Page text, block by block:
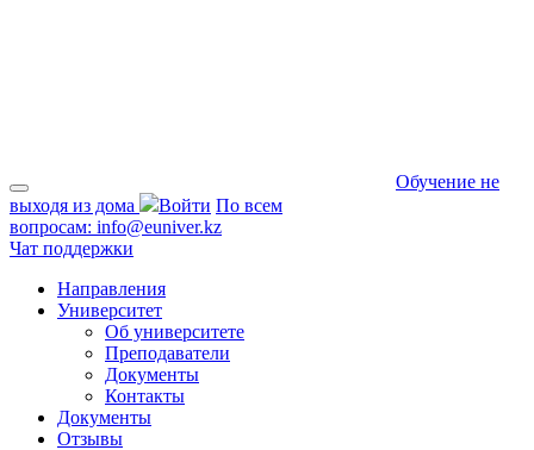
Обучение не
выходя из дома
Войти По всем
вопросам: info@euniver.kz
Чат поддержки
Направления
Университет
Об университете
Преподаватели
Документы
Контакты
Документы
Отзывы